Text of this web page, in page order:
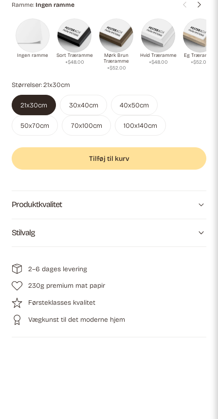
Ramme: Ingen ramme
Ingen ramme
Sort Træramme
+$48.00
Mørk Brun
Træramme
+$52.00
Hvid Træramme
+$48.00
Eg Træramme
+$52.00
Størrelser:21x30cm
21x30cm 30x40cm 40x50cm
50x70cm 70x100cm 100x140cm
Tilføj til kurv
Produktkvalitet
Stilvalg
2–6 dages levering
230g premium mat papir
Førsteklasses kvalitet
Vægkunst til det moderne hjem